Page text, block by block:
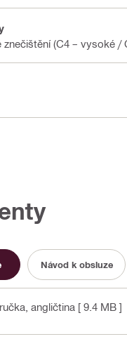
znečištění (C4 – vysoké /
Návod k obsluze
, angličtina [ 9.4 MB ]